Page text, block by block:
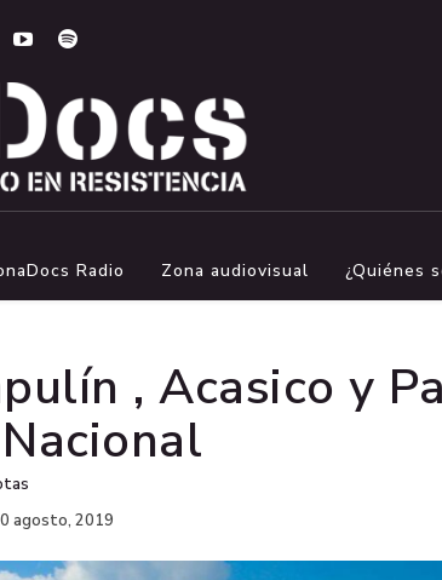
Radio Zona audiovisual ¿Quiénes
, Acasico y
agosto, 2019